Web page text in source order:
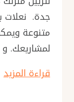
جدة. نعلات
متنوعة
لمشاريعك.
قراءة المزيد